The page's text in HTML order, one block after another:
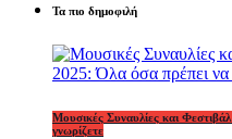
Τα πιο δημοφιλή
Μουσικές Συναυλίες και
γνωρίζετε